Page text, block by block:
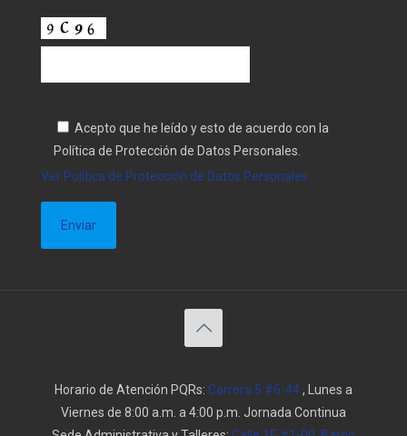
Acepto que he leído y esto de acuerdo con la
Política de Protección de Datos Personales.
Ver Política de Protección de Datos Personales
Horario de Atención PQRs: Carrera 5 #6-44, Lunes a
Viernes de 8:00 a.m. a 4:00 p.m. Jornada Continua